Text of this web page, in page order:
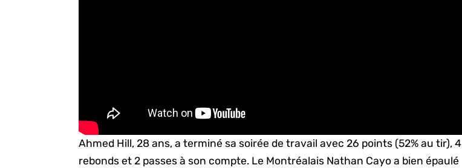
Ahmed Hill, 28 ans, a terminé sa soirée de travail avec 26 points (52% au tir), 4
rebonds et 2 passes à son compte. Le Montréalais Nathan Cayo a bien épaulé